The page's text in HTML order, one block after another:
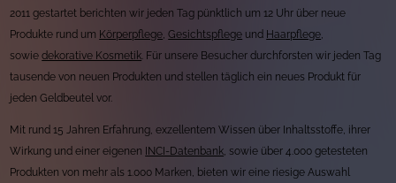
2011 gestartet berichten wir jeden Tag pünktlich um 12 Uhr über neue
Produkte rund um Körperpflege ,Gesichtspflege und Haarpflege
sowiedekorative Kosmetik . Für unsere Besucher durchforsten wir jeden Tag
tausende von neuen Produkten und stellen täglich ein neues Produkt für
jeden Geldbeutel vor.
Mit rund 15 Jahren Erfahrung, exzellentem Wissen über Inhaltsstoffe, ihrer
Wirkung und einer eigenen INCI-Datenbank , sowie über 4.000 getesteten
Produkten von mehr als 1.000 Marken, bieten wir eine riesige Auswahl